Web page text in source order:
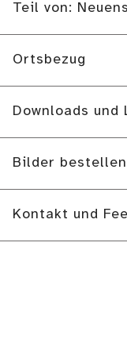
Teil von:
Ortsbezug
Downloads und
Bilder bestellen
Kontakt und